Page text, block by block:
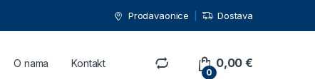
Prodavaonice Dostava
O nama Kontakt
0
0,00€